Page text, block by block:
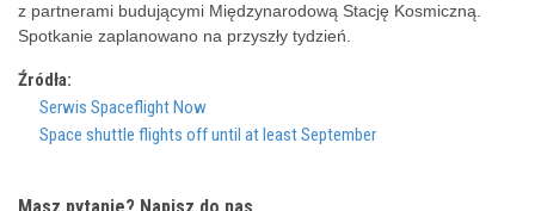
z partnerami budującymi Międzynarodową Stację Kosmiczną.
Spotkanie zaplanowano na przyszły tydzień.
Źródła:
Serwis Spaceflight Now
Space shuttle flights off until at least September